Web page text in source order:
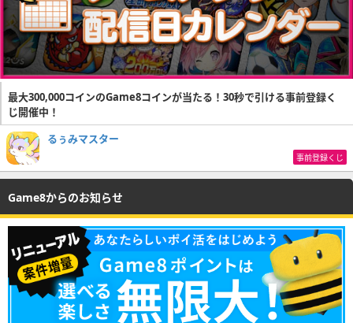
最大300,000コインのGame8コインが当たる！30秒で引ける事前登録く
じ開催中！
るぅみマスター
事前登録くじ
Game8からのお知らせ